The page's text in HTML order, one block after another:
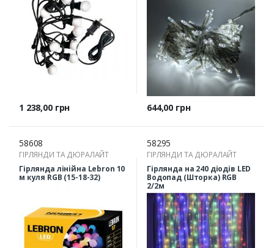
Ціна
1 238,00 грн Ціна
644,00 грн
58608
ГІРЛЯНДИ ТА ДЮРАЛАЙТ
Гірлянда лінійна Lebron 10
м куля RGB (15-18-32)
58295
ГІРЛЯНДИ ТА ДЮРАЛАЙТ
Гірлянда на 240 діодів LED
Водопад (Шторка) RGB
2/2м